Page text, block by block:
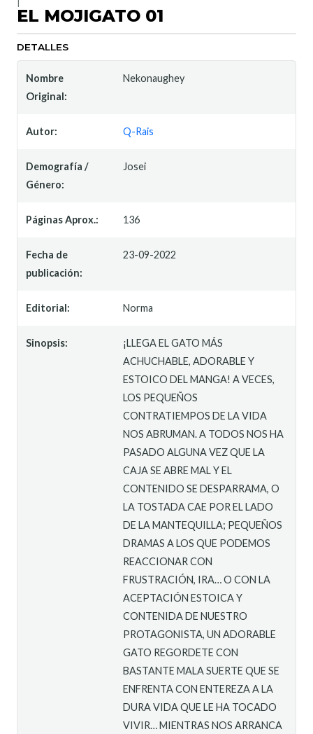
EL MOJIGATO 01
DETALLES
Nombre
Original:
Nekonaughey
Autor: Q-Rais
Demografía /
Género:
Josei
Páginas Aprox.: 136
Fecha de
publicación:
23-09-2022
Editorial: Norma
Sinopsis:
¡LLEGA EL GATO MÁS
ACHUCHABLE, ADORABLE Y
ESTOICO DEL MANGA! A VECES,
LOS PEQUEÑOS
CONTRATIEMPOS DE LA VIDA
NOS ABRUMAN. A TODOS NOS HA
PASADO ALGUNA VEZ QUE LA
CAJA SE ABRE MAL Y EL
CONTENIDO SE DESPARRAMA, O
LA TOSTADA CAE POR EL LADO
DE LA MANTEQUILLA; PEQUEÑOS
DRAMAS A LOS QUE PODEMOS
REACCIONAR CON
FRUSTRACIÓN, IRA… O CON LA
ACEPTACIÓN ESTOICA Y
CONTENIDA DE NUESTRO
PROTAGONISTA, UN ADORABLE
GATO REGORDETE CON
BASTANTE MALA SUERTE QUE SE
ENFRENTA CON ENTEREZA A LA
DURA VIDA QUE LE HA TOCADO
VIVIR… MIENTRAS NOS ARRANCA